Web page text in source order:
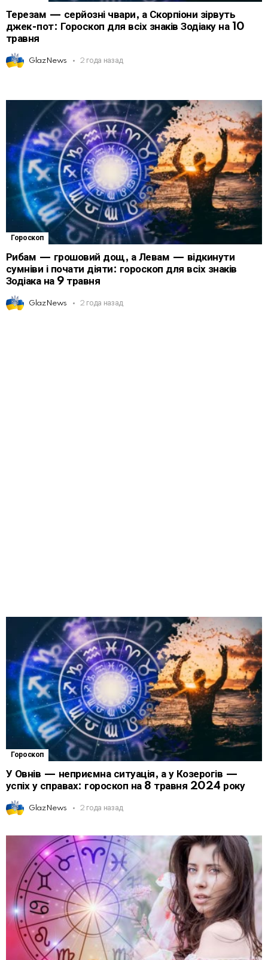
Терезам — серйозні чвари, а Скорпіони зірвуть
джек-пот: Гороскоп для всіх знаків Зодіаку на 10
травня
GlazNews 2 года назад
Гороскоп
Рибам — грошовий дощ, а Левам — відкинути
сумніви і почати діяти: гороскоп для всіх знаків
Зодіака на 9 травня
GlazNews 2 года назад
Гороскоп
У Овнів — неприємна ситуація, а у Козерогів —
успіх у справах: гороскоп на 8 травня 2024 року
GlazNews 2 года назад